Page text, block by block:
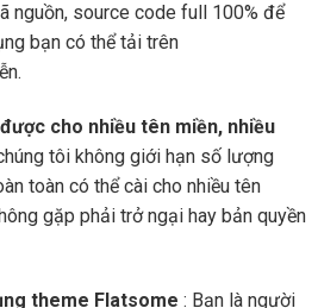
nguồn, source code full 100% để
bạn có thể tải trên
cho nhiều tên miền, nhiều
tôi không giới hạn số lượng
toàn có thể cài cho nhiều tên
gặp phải trở ngại hay bản quyền
theme Flatsome : Bạn là người